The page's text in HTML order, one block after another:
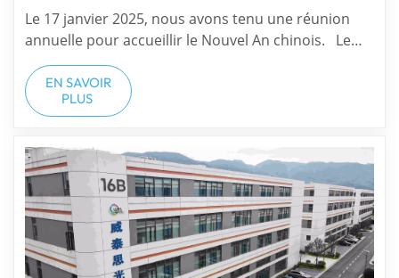
Le 17 janvier 2025, nous avons tenu une réunion
annuelle pour accueillir le Nouvel An chinois. Le
splendide performances fait tout le monde dans
une ambiance festive décoration du nouvel an Prix ​​
aux employés exceptionnels Public réactions Points
EN SAVOIR
PLUS